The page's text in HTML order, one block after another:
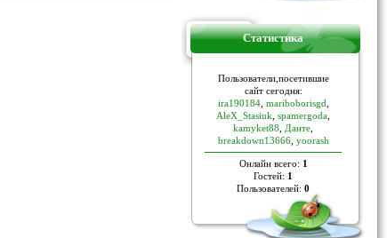
Статистика
Пoльзoвaтели,пoceтившие
caйт ceгoдня:
ira190184, mariboborisgd
AleX_Stasiuk spamergoda
kamyket88
Данте
breakdown13666, yoorash
Онлайн всего: 1
Гостей: 1
Пользователей: 0